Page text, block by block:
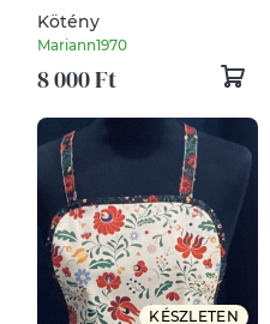
Kötény
Mariann1970
8 000 Ft
KÉSZLETEN